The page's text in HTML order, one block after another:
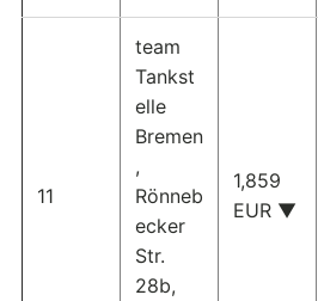
11
team
Tankst
elle
Bremen
,
Rönneb
ecker
Str.
28b,
1,859
EUR ▼